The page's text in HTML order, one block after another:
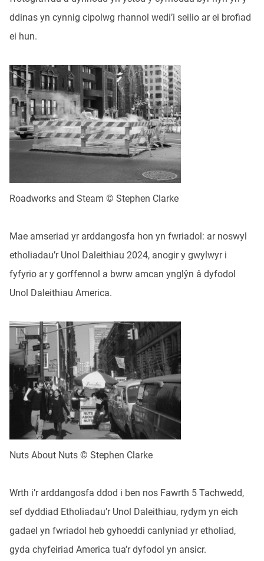
ddinas yn cynnig cipolwg rhannol wedi’i seilio ar ei brofiad
ei hun.
Roadworks and Steam © Stephen Clarke
Mae amseriad yr arddangosfa hon yn fwriadol: ar noswyl
etholiadau’r Unol Daleithiau 2024, anogir y gwylwyr i
fyfyrio ar y gorffennol a bwrw amcan ynglŷn â dyfodol
Unol Daleithiau America.
Nuts About Nuts © Stephen Clarke
Wrth i’r arddangosfa ddod i ben nos Fawrth 5 Tachwedd,
sef dyddiad Etholiadau’r Unol Daleithiau, rydym yn eich
gadael yn fwriadol heb gyhoeddi canlyniad yr etholiad,
gyda chyfeiriad America tua’r dyfodol yn ansicr.